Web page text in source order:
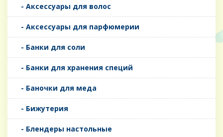
- Аксессуары для волос
- Аксессуары для парфюмерии
- Банки для соли
- Банки для хранения специй
- Баночки для меда
- Бижутерия
- Блендеры настольные